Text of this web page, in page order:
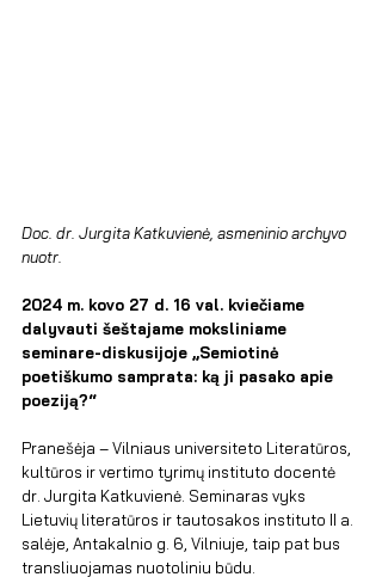
Doc. dr. Jurgita Katkuvienė, asmeninio archyvo
nuotr.
2024 m. kovo 27 d. 16 val. kviečiame
dalyvauti šeštajame moksliniame
seminare-diskusijoje „Semiotinė
poetiškumo samprata: ką ji pasako apie
poeziją?“
Pranešėja – Vilniaus universiteto Literatūros,
kultūros ir vertimo tyrimų instituto docentė
dr. Jurgita Katkuvienė. Seminaras vyks
Lietuvių literatūros ir tautosakos instituto II a.
salėje, Antakalnio g. 6, Vilniuje, taip pat bus
transliuojamas nuotoliniu būdu.